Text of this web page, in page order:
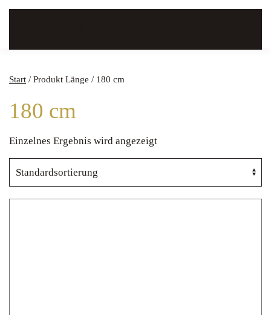
Start / Produkt Länge / 180 cm
180 cm
Einzelnes Ergebnis wird angezeigt